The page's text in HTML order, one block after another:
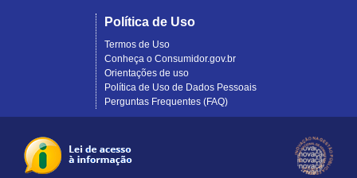
Política de Uso
Termos de Uso
Conheça o Consumidor.gov.br
Orientações de uso
Política de Uso de Dados Pessoais
Perguntas Frequentes (FAQ)